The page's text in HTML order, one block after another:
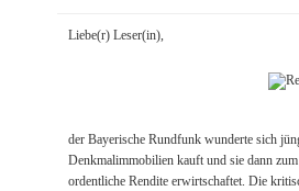
Liebe(r) Leser(in),
der Bayerische Rundfunk wunderte sich
Denkmalimmobilien kauft und sie dann
ordentliche Rendite erwirtschaftet. Die